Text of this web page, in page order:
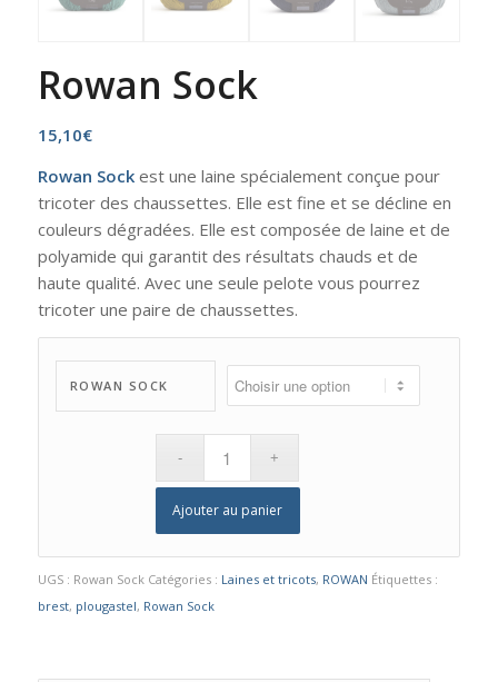
Rowan Sock
15,10€
Rowan Sockest une laine spécialement conçue pour
tricoter des chaussettes. Elle est fine et se décline en
couleurs dégradées. Elle est composée de laine et de
polyamide qui garantit des résultats chauds et de
haute qualité. Avec une seule pelote vous pourrez
tricoter une paire de chaussettes.
ROWAN SOCK
Ajouter au panier
UGS : Rowan Sock Catégories : Laines et tricots, ROWAN Étiquettes :
brest, plougastel, Rowan Sock